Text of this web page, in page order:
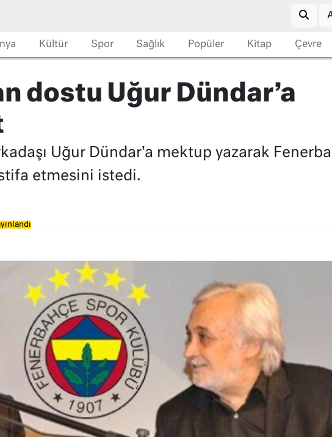
Kültür Spor Sağlık Popüler Kitap Çevre
dostu Uğur Dündar’a
Uğur Dündar'a mektup yazarak
etmesini istedi.